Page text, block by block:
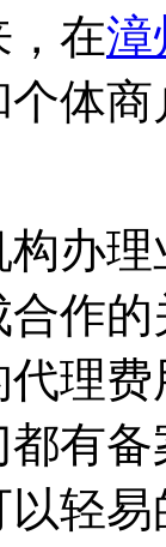
，在漳
体
办
作
理
有
轻